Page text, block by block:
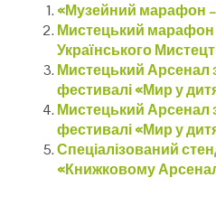
«Музейний марафон
Мистецький
Українського
Мистецький Арсенал
фестивалі «Мир у
Мистецький Арсенал
фестивалі «Мир у
Спеціалізований
«Книжковому